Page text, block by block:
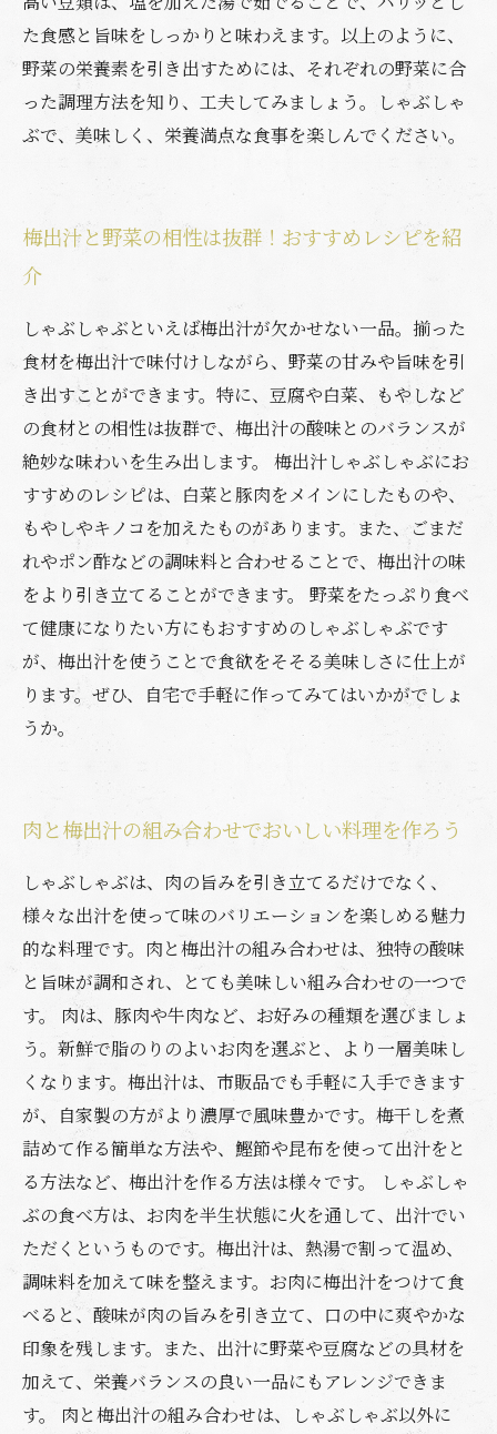
た食感と旨味をしっかりと味わえます。以上のように、
野菜の栄養素を引き出すためには、それぞれの野菜に合
った調理方法を知り、工夫してみましょう。しゃぶしゃ
ぶで、美味しく、栄養満点な食事を楽しんでください。
梅出汁と野菜の相性は抜群！おすすめレシピを紹
介
しゃぶしゃぶといえば梅出汁が欠かせない一品。揃った
食材を梅出汁で味付けしながら、野菜の甘みや旨味を引
き出すことができます。特に、豆腐や白菜、もやしなど
の食材との相性は抜群で、梅出汁の酸味とのバランスが
絶妙な味わいを生み出します。 梅出汁しゃぶしゃぶにお
すすめのレシピは、白菜と豚肉をメインにしたものや、
もやしやキノコを加えたものがあります。また、ごまだ
れやポン酢などの調味料と合わせることで、梅出汁の味
をより引き立てることができます。 野菜をたっぷり食べ
て健康になりたい方にもおすすめのしゃぶしゃぶです
が、梅出汁を使うことで食欲をそそる美味しさに仕上が
ります。ぜひ、自宅で手軽に作ってみてはいかがでしょ
うか。
肉と梅出汁の組み合わせでおいしい料理を作ろう
しゃぶしゃぶは、肉の旨みを引き立てるだけでなく、
様々な出汁を使って味のバリエーションを楽しめる魅力
的な料理です。肉と梅出汁の組み合わせは、独特の酸味
と旨味が調和され、とても美味しい組み合わせの一つで
す。 肉は、豚肉や牛肉など、お好みの種類を選びましょ
う。新鮮で脂のりのよいお肉を選ぶと、より一層美味し
くなります。梅出汁は、市販品でも手軽に入手できます
が、自家製の方がより濃厚で風味豊かです。梅干しを煮
詰めて作る簡単な方法や、鰹節や昆布を使って出汁をと
る方法など、梅出汁を作る方法は様々です。 しゃぶしゃ
ぶの食べ方は、お肉を半生状態に火を通して、出汁でい
ただくというものです。梅出汁は、熱湯で割って温め、
調味料を加えて味を整えます。お肉に梅出汁をつけて食
べると、酸味が肉の旨みを引き立て、口の中に爽やかな
印象を残します。また、出汁に野菜や豆腐などの具材を
加えて、栄養バランスの良い一品にもアレンジできま
す。 肉と梅出汁の組み合わせは、しゃぶしゃぶ以外に